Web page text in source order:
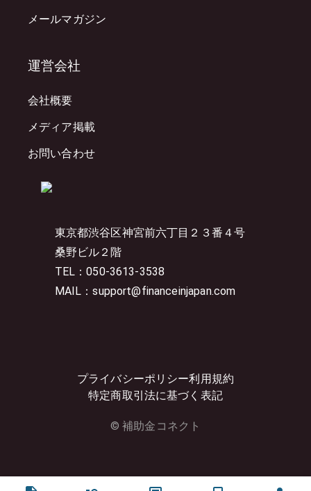
東京都渋谷区神宮前六丁目２３番４号
桑野ビル２階
TEL：050-3613-3538
MAIL：support@financeinjapan.com
プライバシーポリシー利用規約
特定商取引法に基づく表記
© 補助金コネクト
メールマガジン
運営会社
会社概要
メディア掲載
お問い合わせ